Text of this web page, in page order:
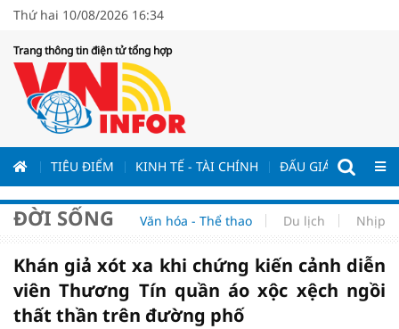
Thứ hai 10/08/2026 16:34
Trang thông tin điện tử tổng hợp
TIÊU ĐIỂM KINH TẾ - TÀI CHÍNH ĐẤU GIÁ - ĐẤU
ĐỜI SỐNG Văn hóa - Thể thao Du lịch Nhịp
Khán giả xót xa khi chứng kiến cảnh diễn
viên Thương Tín quần áo xộc xệch ngồi
thất thần trên đường phố